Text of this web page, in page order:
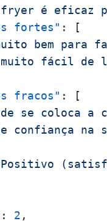
é eficaz
fortes" :
[
bem para
muito fácil de
fracos" :
[
se coloca
confiança na
: 2 ,